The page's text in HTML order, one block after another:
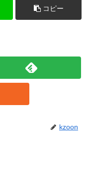
コピー
kzoon